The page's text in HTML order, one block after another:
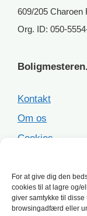
For at give dig den
cookies til at lagre og/
giver samtykke til
browsingadfærd eller
609/205 Charoen
Org. ID: 050-
Kontakt
Om os
Cookies
Populære